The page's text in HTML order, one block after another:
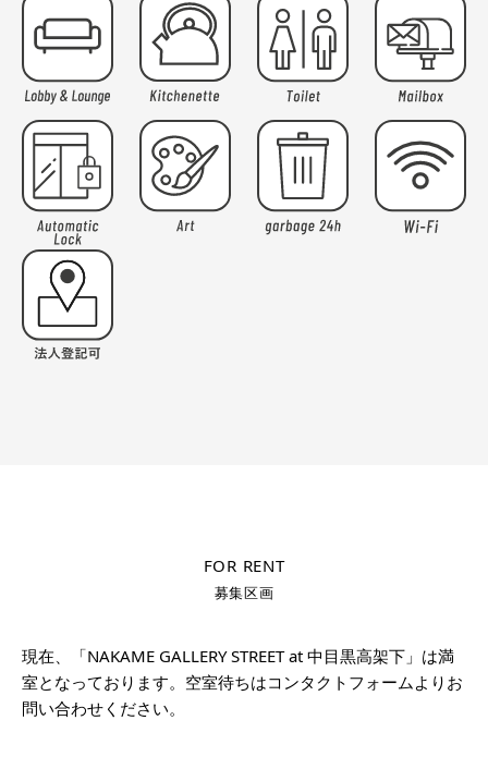
FOR RENT
募集区画
現在、「NAKAME GALLERY STREET at 中目黒高架下」は満
室となっております。空室待ちはコンタクトフォームよりお
問い合わせください。